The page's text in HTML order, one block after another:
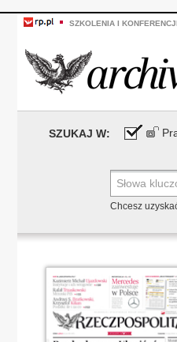
SZKOLENIA I
SZUKAJ W:
Chcesz